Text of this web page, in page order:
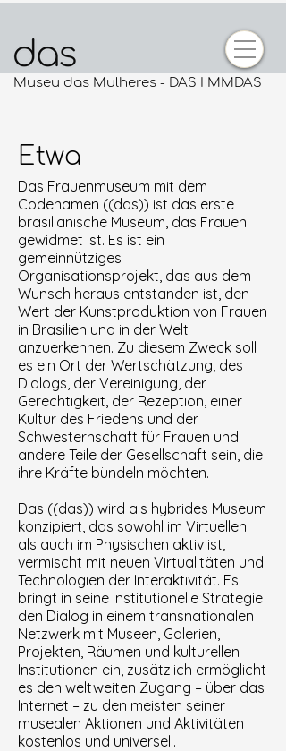
Museu das Mulheres - DAS I MMDAS
Etwa
Das Frauenmuseum mit dem
Codenamen ((das)) ist das erste
brasilianische Museum, das Frauen
gewidmet ist. Es ist ein
gemeinnütziges
Organisationsprojekt, das aus dem
Wunsch heraus entstanden ist, den
Wert der Kunstproduktion von Frauen
in Brasilien und in der Welt
anzuerkennen. Zu diesem Zweck soll
es ein Ort der Wertschätzung, des
Dialogs, der Vereinigung, der
Gerechtigkeit, der Rezeption, einer
Kultur des Friedens und der
Schwesternschaft für Frauen und
andere Teile der Gesellschaft sein, die
ihre Kräfte bündeln möchten.
Das ((das)) wird als hybrides Museum
konzipiert, das sowohl im Virtuellen
als auch im Physischen aktiv ist,
vermischt mit neuen Virtualitäten und
Technologien der Interaktivität. Es
bringt in seine institutionelle Strategie
den Dialog in einem transnationalen
Netzwerk mit Museen, Galerien,
Projekten, Räumen und kulturellen
Institutionen ein, zusätzlich ermöglicht
es den weltweiten Zugang – über das
Internet – zu den meisten seiner
musealen Aktionen und Aktivitäten
kostenlos und universell.